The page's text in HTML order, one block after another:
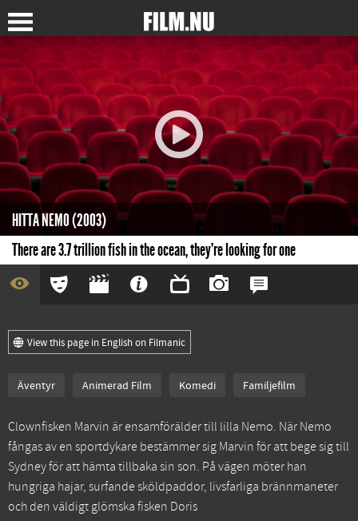
HITTA NEMO (2003)
There are 3.7 trillion fish in the ocean, they're looking for one
View this page in English on Filmanic
Äventyr Animerad Film Komedi Familjefilm
Clownfisken Marvin är ensamförälder till lilla Nemo. När Nemo
fångas av en sportdykare bestämmer sig Marvin för att bege sig till
Sydney för att hämta tillbaka sin son. På vägen möter han
hungriga hajar, surfande sköldpaddor, livsfarliga brännmaneter
och den väldigt glömska fisken Doris